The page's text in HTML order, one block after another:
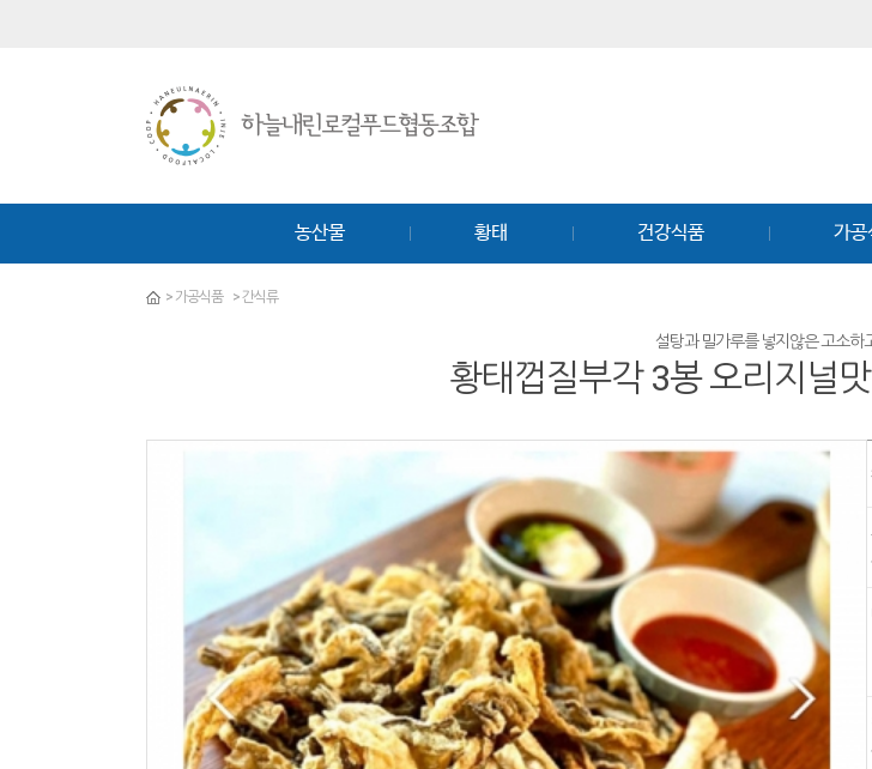
농산물 황태 건강식품 가공
> 가공식품 >간식류
설탕과 밀가루를 넣지않은 고소하
황태껍질부각 3봉 오리지널